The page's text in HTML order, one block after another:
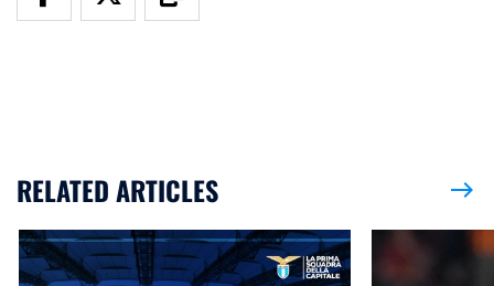
RELATED ARTICLES east